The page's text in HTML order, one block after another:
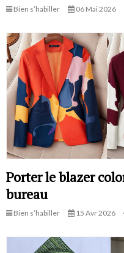
Bien s’habiller 06 Mai 2026
Porter le blazer
bureau
Bien s’habiller 15 Avr 2026